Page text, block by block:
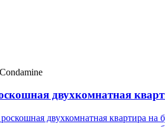
Condamine
двухкомнатная